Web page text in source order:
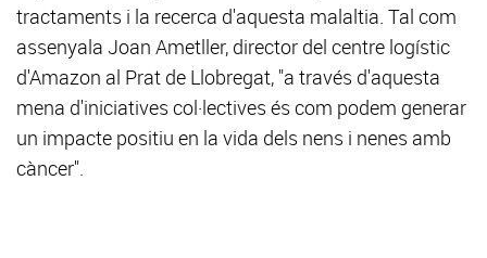
tractaments i la recerca d'aquesta malaltia. Tal com
assenyala Joan Ametller, director del centre logístic
d'Amazon al Prat de Llobregat, "a través d'aquesta
mena d'iniciatives col·lectives és com podem generar
un impacte positiu en la vida dels nens i nenes amb
càncer".